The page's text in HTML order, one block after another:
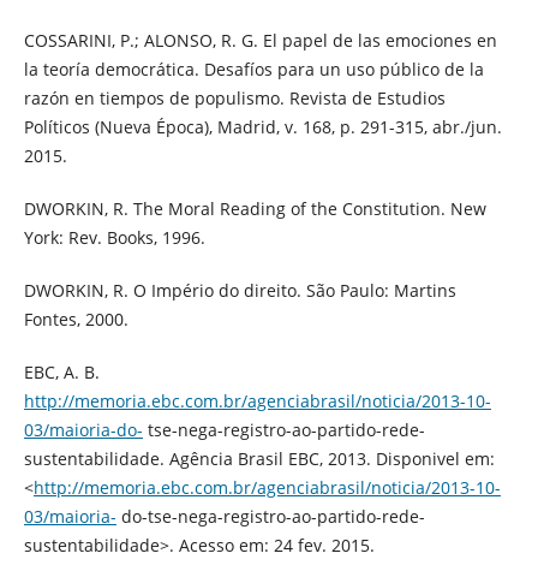
COSSARINI, P.; ALONSO, R. G. El papel de las emociones en
la teoría democrática. Desafíos para un uso público de la
razón en tiempos de populismo. Revista de Estudios
Políticos (Nueva Época), Madrid, v. 168, p. 291-315, abr./jun.
2015.
DWORKIN, R. The Moral Reading of the Constitution. New
York: Rev. Books, 1996.
DWORKIN, R. O Império do direito. São Paulo: Martins
Fontes, 2000.
EBC, A. B.
http://memoria.ebc.com.br/agenciabrasil/noticia/2013-10-
03/maioria-do- tse-nega-registro-ao-partido-rede-
sustentabilidade. Agência Brasil EBC, 2013. Disponivel em:
<http://memoria.ebc.com.br/agenciabrasil/noticia/2013-10-
03/maioria- do-tse-nega-registro-ao-partido-rede-
sustentabilidade>. Acesso em: 24 fev. 2015.